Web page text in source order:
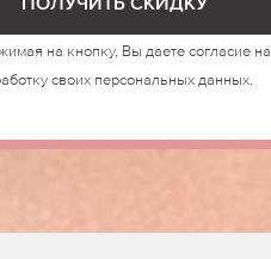
на кнопку, Вы даете согласие на
своих персональных данных.